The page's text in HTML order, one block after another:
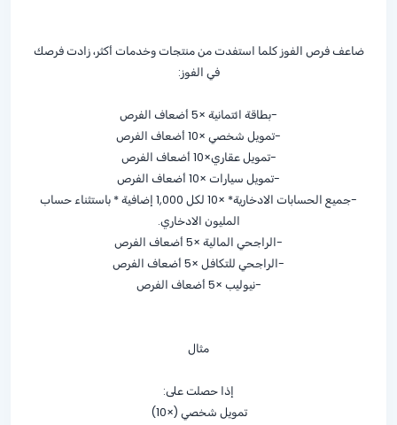
ضاعف فرص الفوز كلما استفدت من منتجات وخدمات أكثر، زادت فرصك
في الفوز:
-بطاقة ائتمانية ×5 أضعاف الفرص
-تمويل شخصي ×10 أضعاف الفرص
-تمويل عقاري×10 أضعاف الفرص
-تمويل سيارات ×10 أضعاف الفرص
-جميع الحسابات الادخارية* ×10 لكل 1,000 إضافية * باستثناء حساب
المليون الادخاري.
-الراجحي المالية ×5 أضعاف الفرص
-الراجحي للتكافل ×5 أضعاف الفرص
-نيوليب ×5 أضعاف الفرص
مثال
إذا حصلت على:
تمويل شخصي (×10)